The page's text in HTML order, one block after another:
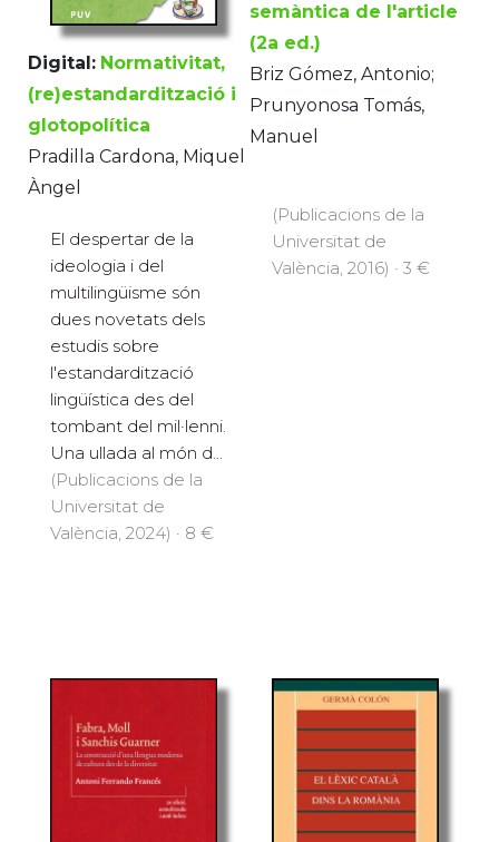
Digital: Normativitat,
(re)estandardització i
glotopolítica
Pradilla Cardona, Miquel
Àngel
El despertar de la
ideologia i del
multilingüisme són
dues novetats dels
estudis sobre
l'estandardització
lingüística des del
tombant del mil·lenni.
Una ullada al món d...
(Publicacions de la
Universitat de
València, 2024) · 8 €
semàntica de l'article
(2a ed.)
Briz Gómez, Antonio;
Prunyonosa Tomás,
Manuel
(Publicacions de la
Universitat de
València, 2016) · 3 €